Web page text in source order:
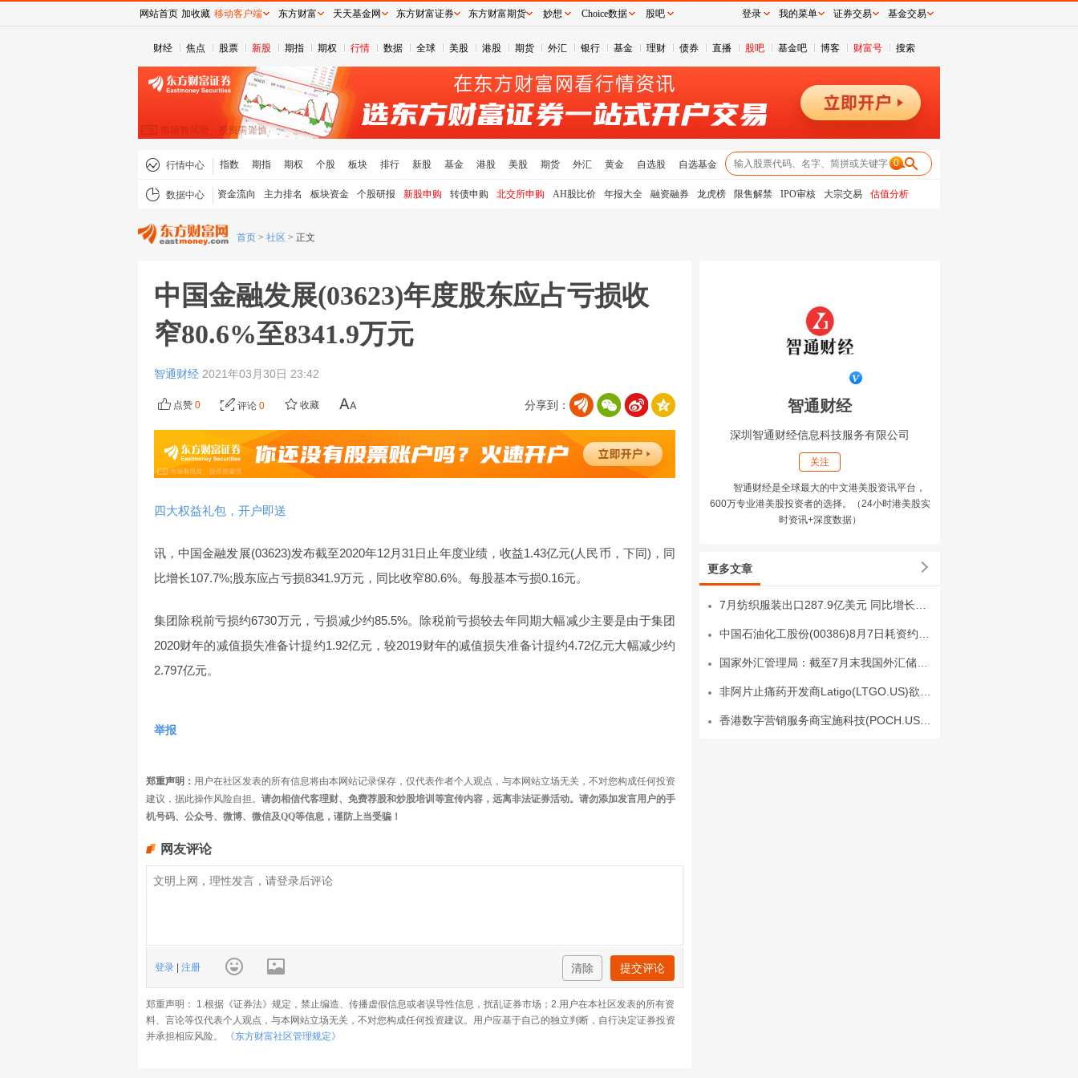
财经 焦点 股票 新股 期指 期权 行情 数据 全球 美股 港股 期货 外汇 银行 基金 理财 债券 直播 股吧 基金吧 博客 财富号 搜索
行情中心 指数 期指 期权 个股 板块 排行 新股 基金 港股 美股 期货 外汇 黄金 自选股 自选基金 0
数据中心 资金流向 主力排名 板块资金 个股研报 新股申购 转债申购 北交所申购 AH股比价 年报大全 融资融券 龙虎榜 限售解禁 IPO审核 大宗交易 估值分析
首页 > 社区 > 正文
中国金融发展(03623)年度股东应占亏损收
窄80.6%至8341.9万元
智通财经 2021年03月30日 23:42
分享到：
点赞 0 评论 0 收藏
四大权益礼包，开户即送
讯，中国金融发展(03623)发布截至2020年12月31日止年度业绩，收益1.43亿元(人民币，下同)，同
比增长107.7%;股东应占亏损8341.9万元，同比收窄80.6%。每股基本亏损0.16元。
集团除税前亏损约6730万元，亏损减少约85.5%。除税前亏损较去年同期大幅减少主要是由于集团
2020财年的减值损失准备计提约1.92亿元，较2019财年的减值损失准备计提约4.72亿元大幅减少约
2.797亿元。
举报
郑重声明： 用户在社区发表的所有信息将由本网站记录保存，仅代表作者个人观点，与本网站立场无关，不对您构成任何投资
建议，据此操作风险自担。 请勿相信代客理财、免费荐股和炒股培训等宣传内容，远离非法证券活动。请勿添加发言用户的手
机号码、公众号、微博、微信及QQ等信息，谨防上当受骗！
网友评论
登录 注册 清除 提交评论
郑重声明： 1.根据《证券法》规定，禁止编造、传播虚假信息或者误导性信息，扰乱证券市场；2.用户在本社区发表的所有资
料、言论等仅代表个人观点，与本网站立场无关，不对您构成任何投资建议。用户应基于自己的独立判断，自行决定证券投资
并承担相应风险。
《东方财富社区管理规定》
智通财经
深圳智通财经信息科技服务有限公司
关注
智通财经是全球最大的中文港美股资讯平台，
600万专业港美股投资者的选择。（24小时港美股实
时资讯+深度数据）
更多文章
网站首页 加收藏 移动客户端 东方财富 天天基金网 东方财富证券 东方财富期货 妙想 Choice数据 股吧 登录 我的菜单 证券交易 基金交易